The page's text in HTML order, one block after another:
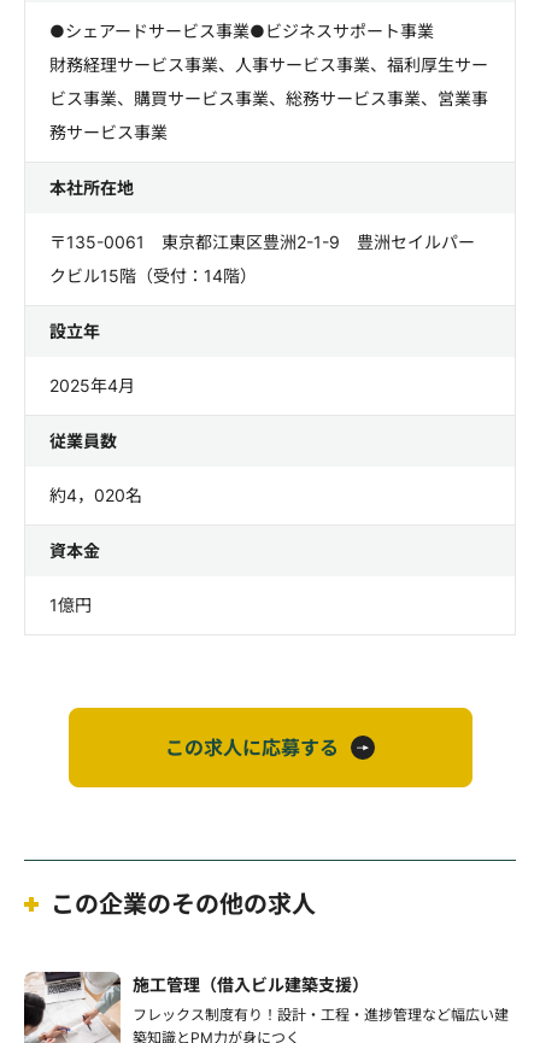
●シェアードサービス事業●ビジネスサポート事業
財務経理サービス事業、人事サービス事業、福利厚生サー
ビス事業、購買サービス事業、総務サービス事業、営業事
務サービス事業
本社所在地
〒135-0061 東京都江東区豊洲2-1-9 豊洲セイルパー
クビル15階（受付：14階）
設立年
2025年4月
従業員数
約4，020名
資本金
1億円
この求人に応募する
この企業のその他の求人
施工管理（借入ビル建築支援）
フレックス制度有り！設計・工程・進捗管理など幅広い建
築知識とPM力が身につく